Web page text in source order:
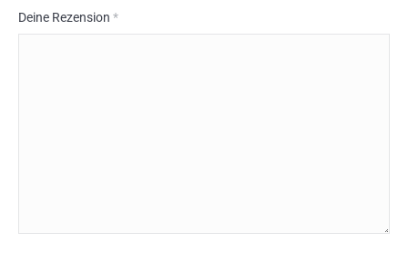
Deine Rezension *